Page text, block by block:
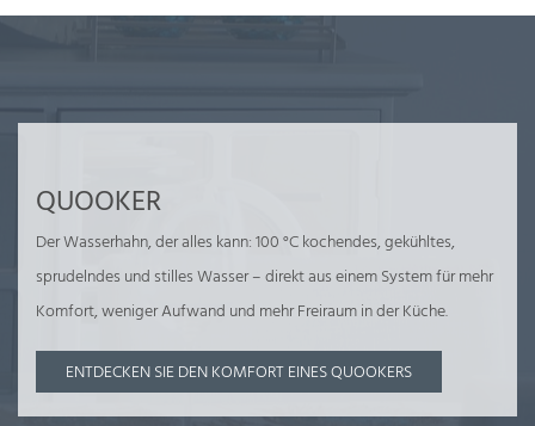
QUOOKER
Der Wasserhahn, der alles kann: 100 °C kochendes, gekühltes,
sprudelndes und stilles Wasser – direkt aus einem System für mehr
Komfort, weniger Aufwand und mehr Freiraum in der Küche.
ENTDECKEN SIE DEN KOMFORT EINES QUOOKERS